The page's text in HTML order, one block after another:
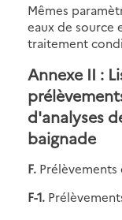
Mêmes
eaux de source
traitement
Annexe II :
d'analyses
baignade
F. Prélèvements
F-1.